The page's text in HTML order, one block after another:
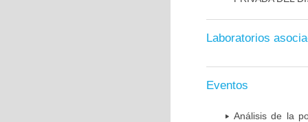
Laboratorios
Eventos
Análisis de la